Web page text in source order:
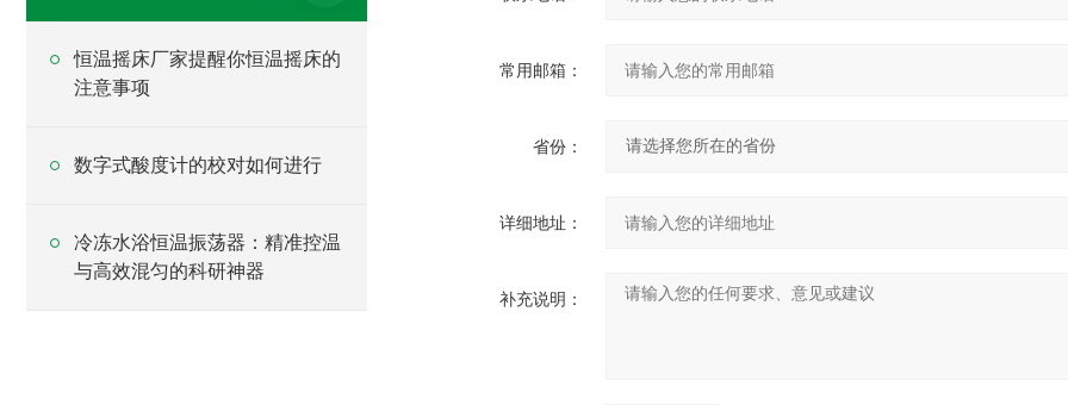
常用邮箱：
省份：
详细地址：
补充说明：
恒温摇床厂家提醒你恒温摇床的
注意事项
数字式酸度计的校对如何进行
冷冻水浴恒温振荡器：精准控温
与高效混匀的科研神器